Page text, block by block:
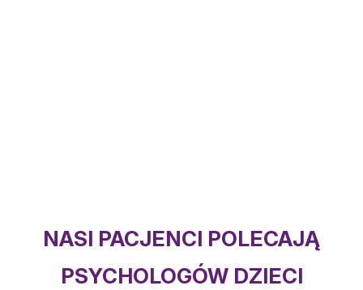
NASI PACJENCI POLECAJĄ
PSYCHOLOGÓW DZIECI